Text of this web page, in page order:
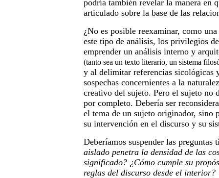
podría también revelar la manera en
articulado sobre la base de las
¿No es posible reexaminar, como
este tipo de análisis, los privilegios
emprender un análisis interno y
(tanto sea un texto literario, un sistema
y al delimitar referencias sicológicas
sospechas concernientes a la
creativo del sujeto. Pero el sujeto no
por completo. Debería ser
el tema de un sujeto originador, sino
su intervención en el discurso y su
Deberíamos suspender las preguntas
aislado penetra la densidad de las
significado? ¿Cómo cumple su
reglas del discurso desde el interior?